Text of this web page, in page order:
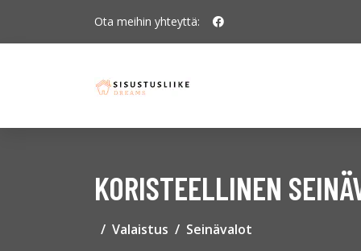
Ota meihin yhteyttä:
KORISTEELLINEN
Valaistus Seinävalot